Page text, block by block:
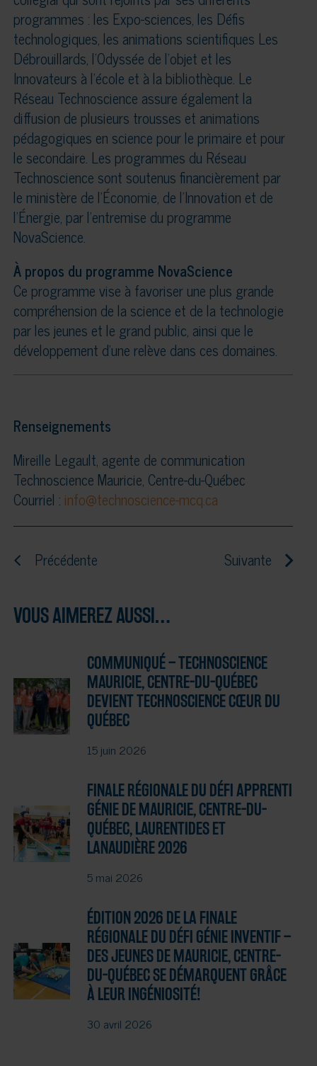
programmes : les Expo-sciences, les Défis
technologiques, les animations scientifiques Les
Débrouillards, l’Odyssée de l’objet et les
Innovateurs à l’école et à la bibliothèque. Le
Réseau Technoscience assure également la
diffusion de plusieurs trousses et animations
pédagogiques en science pour le primaire et pour
le secondaire. Les programmes du Réseau
Technoscience sont soutenus financièrement par
le ministère de l’Économie, de l’Innovation et de
l’Énergie, par l’entremise du programme
NovaScience.
À propos du programme NovaScience
Ce programme vise à favoriser une plus grande
compréhension de la science et de la technologie
par les jeunes et le grand public, ainsi que le
développement d’une relève dans ces domaines.
Renseignements
Mireille Legault, agente de communication
Technoscience Mauricie, Centre-du-Québec
Courriel : info@technoscience-mcq.ca
Précédente Suivante
VOUS AIMEREZ AUSSI…
COMMUNIQUÉ – TECHNOSCIENCE
MAURICIE, CENTRE-DU-QUÉBEC
DEVIENT TECHNOSCIENCE CŒUR DU
QUÉBEC
15 juin 2026
FINALE RÉGIONALE DU DÉFI APPRENTI
GÉNIE DE MAURICIE, CENTRE-DU-
QUÉBEC, LAURENTIDES ET
LANAUDIÈRE 2026
5 mai 2026
ÉDITION 2026 DE LA FINALE
RÉGIONALE DU DÉFI GÉNIE INVENTIF –
DES JEUNES DE MAURICIE, CENTRE-
DU-QUÉBEC SE DÉMARQUENT GRÂCE
À LEUR INGÉNIOSITÉ!
30 avril 2026